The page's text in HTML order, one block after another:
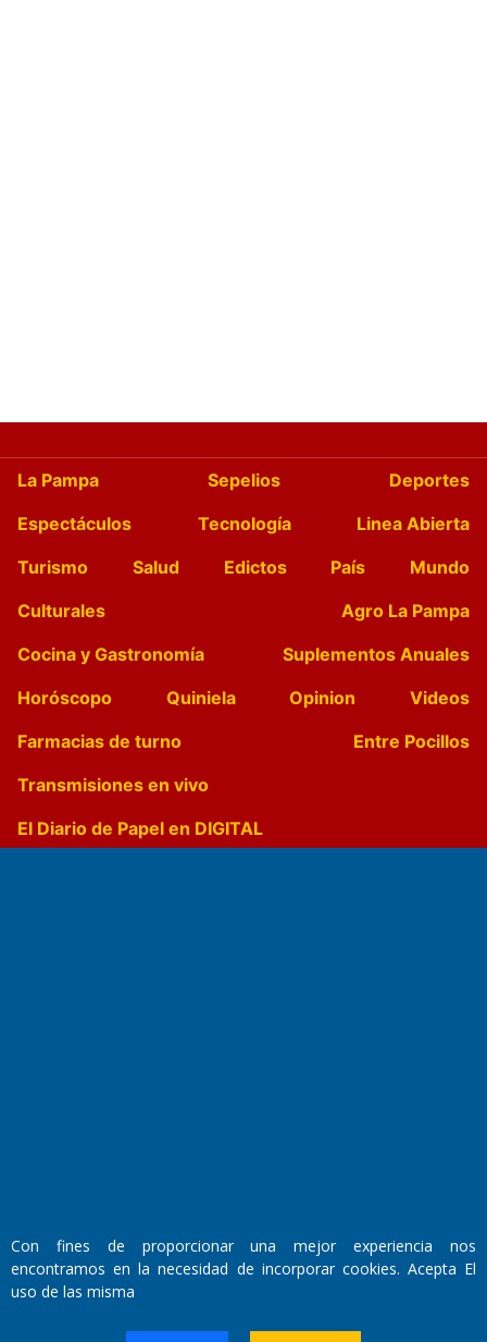
La Pampa Sepelios
Deportes
Espectáculos
Tecnología
Linea Abierta
Turismo
Salud Edictos País
Mundo
Culturales
Agro La Pampa
Cocina y Gastronomía
Suplementos Anuales
Horóscopo
Quiniela Opinion
Videos
Farmacias de turno
Entre Pocillos
Transmisiones en vivo
El Diario de Papel en DIGITAL
Director Periodístico:
Walter René Goñi
Domicilio Legal: José Ingenieros 855,
Con fines de proporcionar una mejor experiencia nos
encontramos en la necesidad de incorporar cookies. Acepta El
uso de las misma